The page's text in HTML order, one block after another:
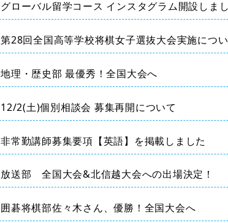
グローバル留学コース インスタグラム開設しま
第28回全国高等学校将棋女子選抜大会実施につ
地理・歴史部 最優秀！全国大会へ
12/2(土)個別相談会 募集再開について
非常勤講師募集要項【英語】を掲載しました
放送部 全国大会&北信越大会への出場決定！
囲碁将棋部佐々木さん、優勝！全国大会へ